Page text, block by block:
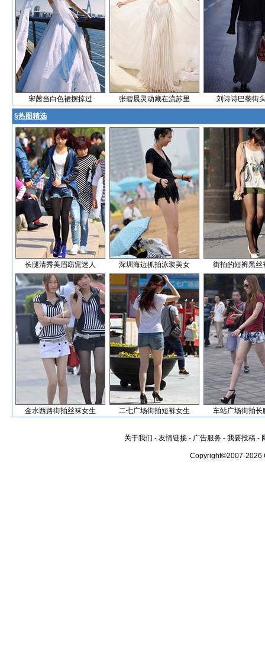
宋茜当白色裙摆掠过 张碧晨灵动藏在流苏里 刘诗诗巴黎街
§热图精选
长腿清秀美眉窈窕迷人 深圳海边抓拍泳装美女 街拍的短裤黑丝
金水西路街拍丝袜女生 二七广场街拍短裤女生 车站广场街拍长
关于我们 - 友情链接 - 广告服务 - 我要投稿 -
Copyright©2007-2026